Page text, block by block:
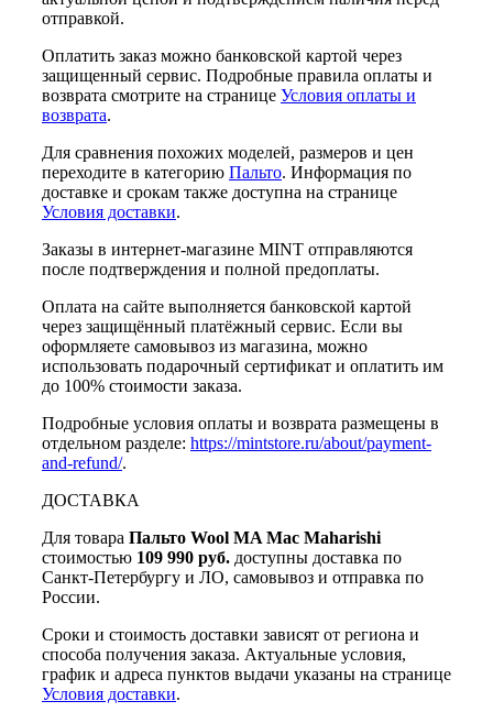
отправкой.
Оплатить заказ можно банковской картой через
защищенный сервис. Подробные правила оплаты и
возврата смотрите на странице Условия оплаты и
возврата.
Для сравнения похожих моделей, размеров и цен
переходите в категорию Пальто. Информация по
доставке и срокам также доступна на странице
Условия доставки.
Заказы в интернет-магазине MINT отправляются
после подтверждения и полной предоплаты.
Оплата на сайте выполняется банковской картой
через защищённый платёжный сервис. Если вы
оформляете самовывоз из магазина, можно
использовать подарочный сертификат и оплатить им
до 100% стоимости заказа.
Подробные условия оплаты и возврата размещены в
отдельном разделе: https://mintstore.ru/about/payment-
and-refund/.
ДОСТАВКА
Для товара Пальто Wool MA Mac Maharishi
стоимостью 109 990 руб. доступны доставка по
Санкт-Петербургу и ЛО, самовывоз и отправка по
России.
Сроки и стоимость доставки зависят от региона и
способа получения заказа. Актуальные условия,
график и адреса пунктов выдачи указаны на странице
Условия доставки.